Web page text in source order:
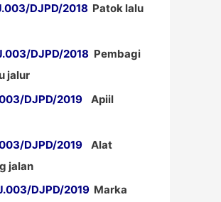
DJPD/2018 Patok lalu
DJPD/2018 Pembagi
jalur
DJPD/2019 Apiil
DJPD/2019 Alat
jalan
DJPD/2019 Marka